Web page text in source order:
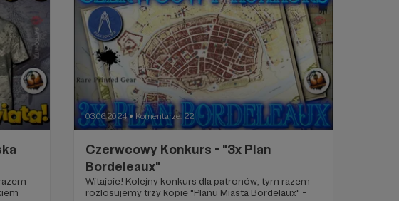
03.06.2024 ● Komentarze: 22
Czerwcowy Konkurs - "3x Plan
Bordeleaux"
Witajcie! Kolejny konkurs dla patronów, tym razem
rozlosujemy trzy kopie "Planu Miasta Bordelaux" -